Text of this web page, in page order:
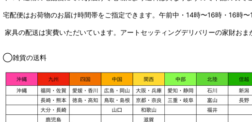
宅配便はお荷物のお届け時間帯をご指定できます。 午前中・14時〜16時・16時
家具の配送は実費いただいています。アートセッティングデリバリーの家財お
◯雑貨の送料